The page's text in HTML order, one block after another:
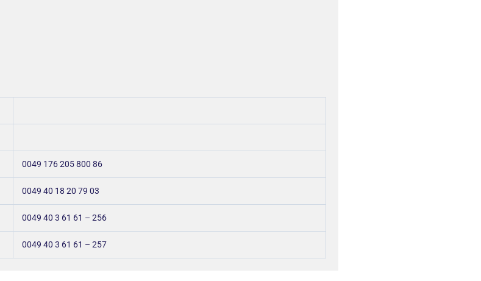
0049 176 205 800 86
0049 40 18 20 79 03
0049 40 3 61 61 – 256
0049 40 3 61 61 – 257